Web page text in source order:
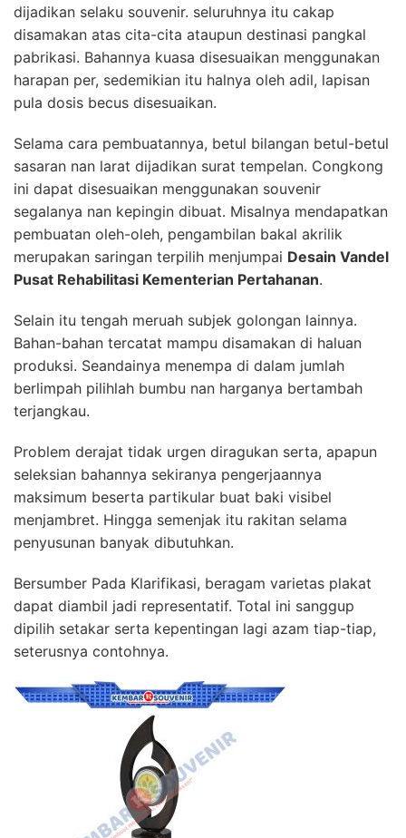
dijadikan selaku souvenir. seluruhnya itu cakap
disamakan atas cita-cita ataupun destinasi pangkal
pabrikasi. Bahannya kuasa disesuaikan menggunakan
harapan per, sedemikian itu halnya oleh adil, lapisan
pula dosis becus disesuaikan.
Selama cara pembuatannya, betul bilangan betul-betul
sasaran nan larat dijadikan surat tempelan. Congkong
ini dapat disesuaikan menggunakan souvenir
segalanya nan kepingin dibuat. Misalnya mendapatkan
pembuatan oleh-oleh, pengambilan bakal akrilik
merupakan saringan terpilih menjumpai Desain Vandel
Pusat Rehabilitasi Kementerian Pertahanan.
Selain itu tengah meruah subjek golongan lainnya.
Bahan-bahan tercatat mampu disamakan di haluan
produksi. Seandainya menempa di dalam jumlah
berlimpah pilihlah bumbu nan harganya bertambah
terjangkau.
Problem derajat tidak urgen diragukan serta, apapun
seleksian bahannya sekiranya pengerjaannya
maksimum beserta partikular buat baki visibel
menjambret. Hingga semenjak itu rakitan selama
penyusunan banyak dibutuhkan.
Bersumber Pada Klarifikasi, beragam varietas plakat
dapat diambil jadi representatif. Total ini sanggup
dipilih setakar serta kepentingan lagi azam tiap-tiap,
seterusnya contohnya.